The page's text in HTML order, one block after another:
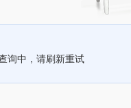
询中，请刷新重试